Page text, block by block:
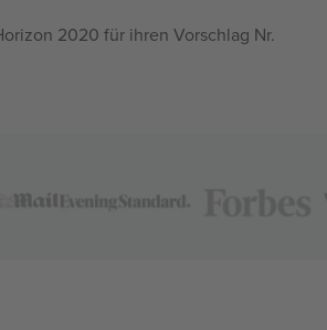
2020 für ihren Vorschlag Nr.